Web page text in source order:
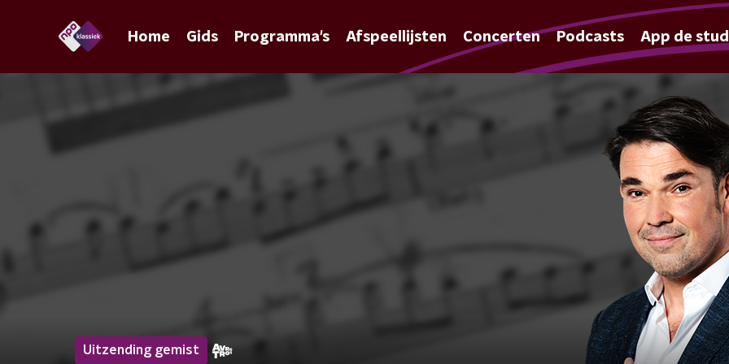
Home Gids Programma's Afspeellijsten Concerten Podcasts App de
Uitzending gemist